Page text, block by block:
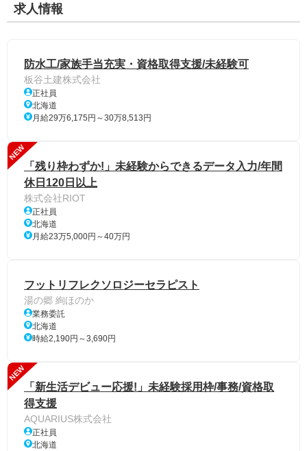
求人情報
防水工/家族手当充実・資格取得支援/未経験可
板谷土建株式会社
正社員
北海道
月給29万6,175円～30万8,513円
NEW
「残り枠わずか!」未経験からできるデータ入力/年間
休日120日以上
株式会社RIOT
正社員
北海道
月給23万5,000円～40万円
フットリフレクソロジーセラピスト
湯の郷 絢ほのか
業務委託
北海道
時給2,190円～3,690円
NEW
「新生活デビュー応援!」未経験採用枠/事務/資格取
得支援
AQUARIUS株式会社
正社員
北海道